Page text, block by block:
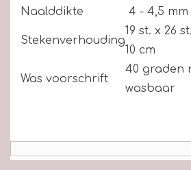
Naalddikte
4 - 4,5 mm
Stekenverhouding
19 st. x 26
10 cm
Was voorschrift
40 graden
wasbaar